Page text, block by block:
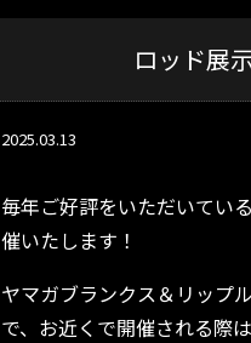
ロッド展
2025.03.13
毎年ご好評をいただいてい
催いたします！
ヤマガブランクス＆リップ
で、お近くで開催される際